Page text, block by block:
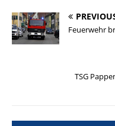
Feuerwehr
TSG